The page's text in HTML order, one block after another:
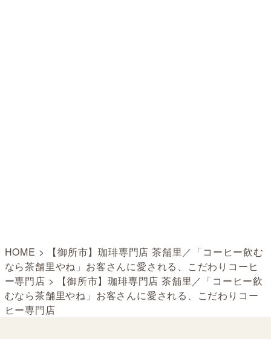
HOME >
【御所市】珈琲専門店 茶舗里／「コーヒー飲む
なら茶舗里やね」お客さんに愛される、こだわりコーヒ
ー専門店 >
【御所市】珈琲専門店 茶舗里／「コーヒー飲
むなら茶舗里やね」お客さんに愛される、こだわりコー
ヒー専門店